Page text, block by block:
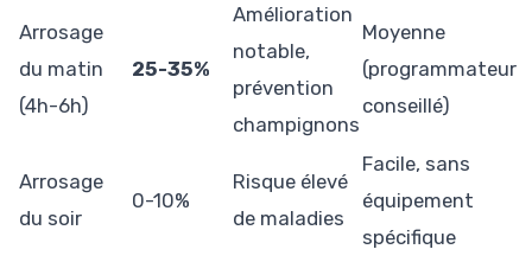
Arrosage
du matin
(4h-6h)
25-35%
Amélioration
notable,
prévention
champignons
Moyenne
(programmateur
conseillé)
Arrosage
du soir
0-10%
Risque élevé
de maladies
Facile, sans
équipement
spécifique